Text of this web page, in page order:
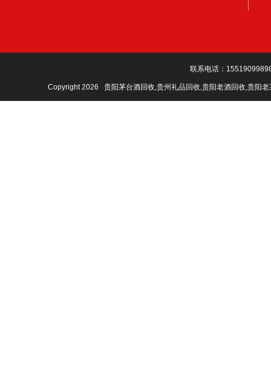
联系电话：
Copyright 2026 贵阳茅台酒回收,贵州礼品回收,贵阳老酒回收,贵阳